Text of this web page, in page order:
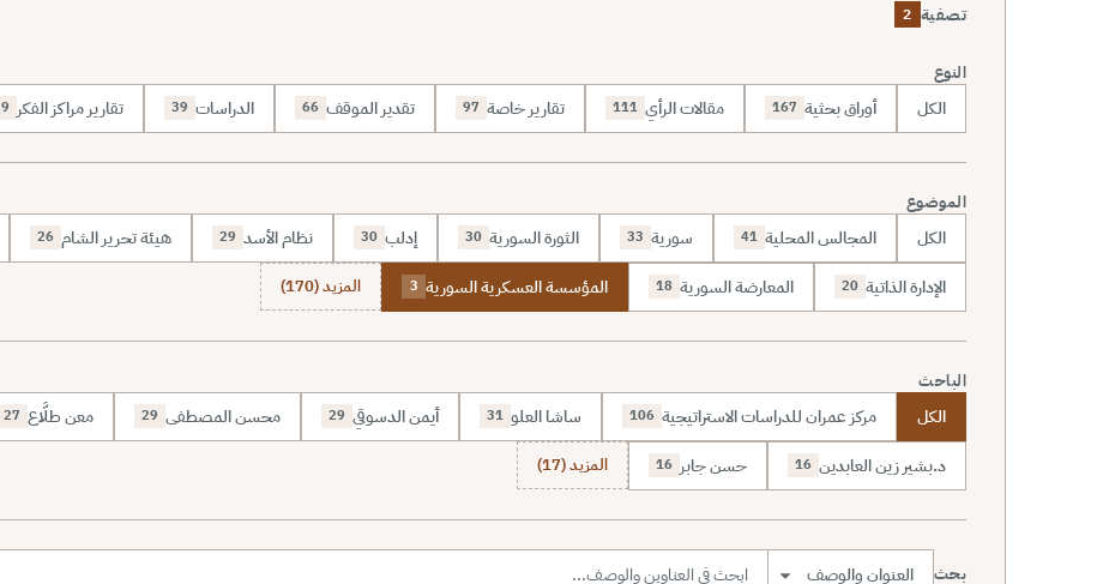
تصفية 2
النوع
الكل أوراق بحثية 167 مقالات الرأي 111 تقارير خاصة 97 تقدير الموقف 66 الدراسات 39 تقارير مراكز الفكر 9
الموضوع
الكل المجالس المحلية 41 سورية 33 الثورة السورية 30 إدلب 30 نظام الأسد 29 هيئة تحرير الشام 26
الإدارة الذاتية 20 المعارضة السورية 18 المؤسسة العسكرية السورية 3 المزيد (170)
الباحث
الكل مركز عمران للدراسات الاستراتيجية 106 ساشا العلو 31 أيمن الدسوقي 29 محسن المصطفى 29 معن طلَّاع 27
د.بشير زين العابدين 16 حسن جابر 16 المزيد (17)
بحث